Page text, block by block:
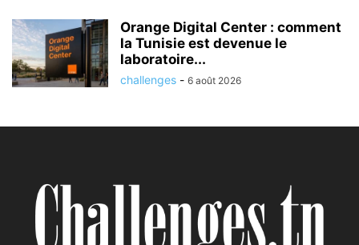
Orange Digital Center : comment
la Tunisie est devenue le
laboratoire...
challenges - 6 août 2026